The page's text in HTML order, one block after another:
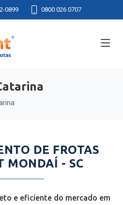
0899 0800 026 0707
DE FROTAS
MONDAÍ - SC
e eficiente do mercado em